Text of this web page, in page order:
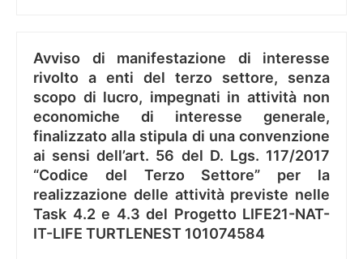
Avviso di manifestazione di interesse
rivolto a enti del terzo settore, senza
scopo di lucro, impegnati in attività non
economiche di interesse generale,
finalizzato alla stipula di una convenzione
ai sensi dell’art. 56 del D. Lgs. 117/2017
“Codice del Terzo Settore” per la
realizzazione delle attività previste nelle
Task 4.2 e 4.3 del Progetto LIFE21-NAT-
IT-LIFE TURTLENEST 101074584